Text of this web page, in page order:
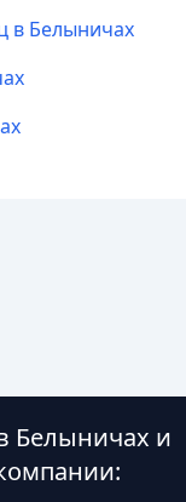
в Белыничах
Белыничах и